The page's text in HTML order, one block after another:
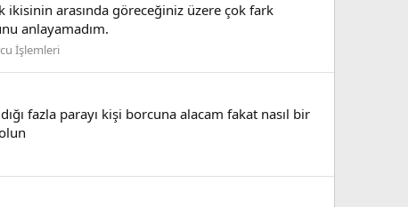
ikisinin arasında göreceğiniz üzere çok fark
anlayamadım.
İşlemleri
fazla parayı kişi borcuna alacam fakat nasıl bir